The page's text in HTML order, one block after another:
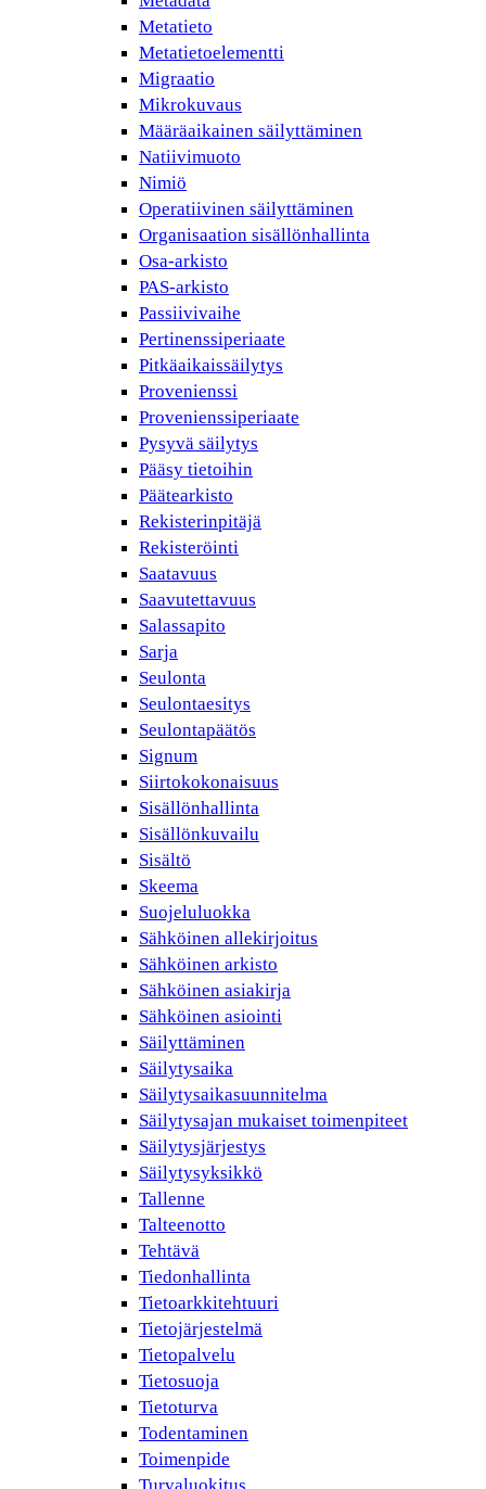
Metatieto
Metatietoelementti
Migraatio
Mikrokuvaus
Määräaikainen säilyttäminen
Natiivimuoto
Nimiö
Operatiivinen säilyttäminen
Organisaation sisällönhallinta
Osa-arkisto
PAS-arkisto
Passiivivaihe
Pertinenssiperiaate
Pitkäaikaissäilytys
Provenienssi
Provenienssiperiaate
Pysyvä säilytys
Pääsy tietoihin
Päätearkisto
Rekisterinpitäjä
Rekisteröinti
Saatavuus
Saavutettavuus
Salassapito
Sarja
Seulonta
Seulontaesitys
Seulontapäätös
Signum
Siirtokokonaisuus
Sisällönhallinta
Sisällönkuvailu
Sisältö
Skeema
Suojeluluokka
Sähköinen allekirjoitus
Sähköinen arkisto
Sähköinen asiakirja
Sähköinen asiointi
Säilyttäminen
Säilytysaika
Säilytysaikasuunnitelma
Säilytysajan mukaiset toimenpiteet
Säilytysjärjestys
Säilytysyksikkö
Tallenne
Talteenotto
Tehtävä
Tiedonhallinta
Tietoarkkitehtuuri
Tietojärjestelmä
Tietopalvelu
Tietosuoja
Tietoturva
Todentaminen
Toimenpide